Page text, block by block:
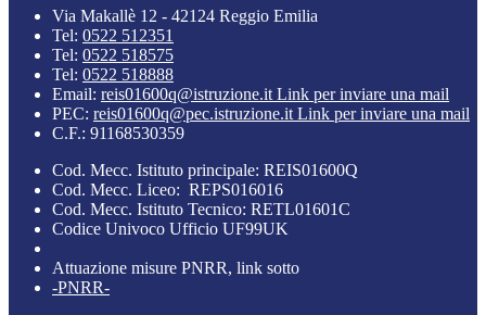
Via Makallè 12 - 42124 Reggio Emilia
Tel: 0522 512351
Tel: 0522 518575
Tel: 0522 518888
Email: reis01600q@istruzione.it Link per inviare una mail
PEC: reis01600q@pec.istruzione.it Link per inviare una mail
C.F.: 91168530359
Cod. Mecc. Istituto principale: REIS01600Q
Cod. Mecc. Liceo: REPS016016
Cod. Mecc. Istituto Tecnico: RETL01601C
Codice Univoco Ufficio UF99UK
Attuazione misure PNRR, link sotto
-PNRR-